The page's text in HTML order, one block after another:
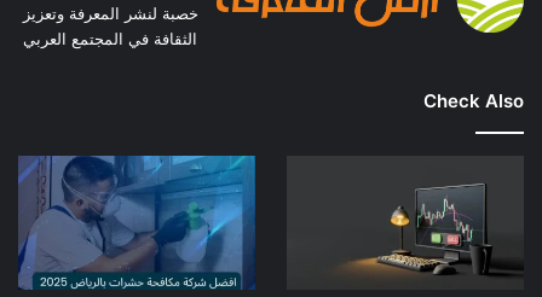
خصبة لنشر المعرفة وتعزيز
الثقافة في المجتمع العربي
Check Also